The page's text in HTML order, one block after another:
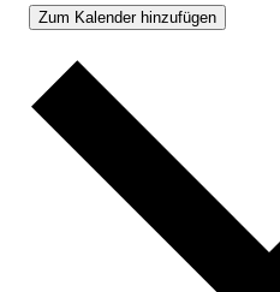
Zum Kalender hinzufügen